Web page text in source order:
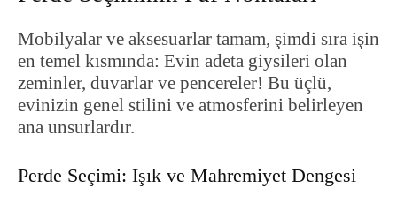
Mobilyalar ve aksesuarlar tamam, şimdi sıra işin
en temel kısmında: Evin adeta giysileri olan
zeminler, duvarlar ve pencereler! Bu üçlü,
evinizin genel stilini ve atmosferini belirleyen
ana unsurlardır.
Perde Seçimi: Işık ve Mahremiyet Dengesi